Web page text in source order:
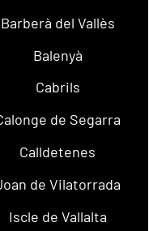
Barberà del Vallès
Balenyà
Cabrils
de Segarra
Calldetenes
de Vilatorrada
Iscle de Vallalta